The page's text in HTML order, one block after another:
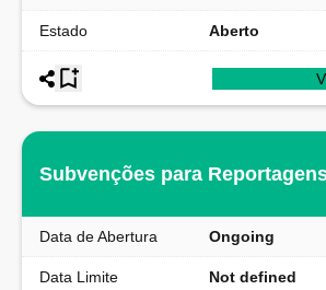
Estado Aberto
Subvenções para
Data de Abertura Ongoing
Data Limite Not defined